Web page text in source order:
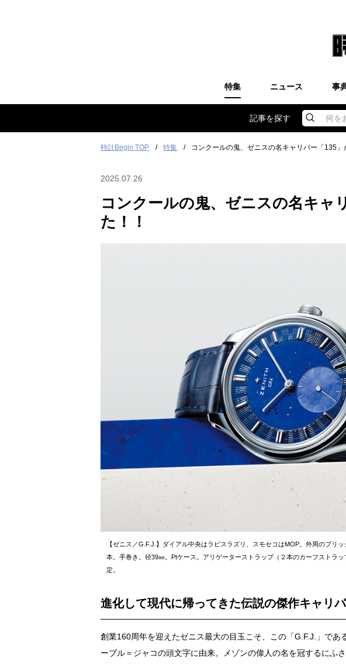
特集 ニュース 事
記事を探す 何を
時計Begin TOP 特集 コンクールの鬼、ゼニスの名キャリバー「135」
2025.07.26
コンクールの鬼、ゼニスの名キャ
た！！
【ゼニス／G.F.J.】ダイアル中央はラピスラズリ、スモセコはMOP。外周のブリ
本。手巻き。径39㎜。Ptケース。アリゲーターストラップ（２本のカーフストラ
定。
進化して現代に帰ってきた伝説の傑作キャリ
創業160周年を迎えたゼニス最大の目玉こそ、この「G.F.J.」であ
ーブル＝ジャコの頭文字に由来。メゾンの偉人の名を冠するにふ